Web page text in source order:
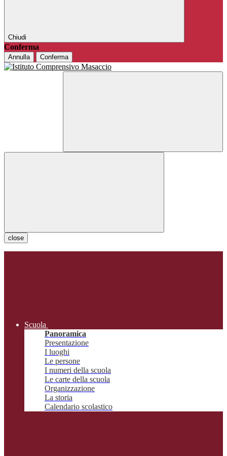
Chiudi
Conferma
Annulla Conferma
close
Scuola
Panoramica
Presentazione
I luoghi
Le persone
I numeri della scuola
Le carte della scuola
Organizzazione
La storia
Calendario scolastico